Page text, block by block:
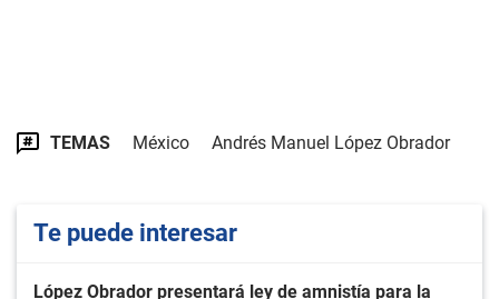
TEMAS México Andrés Manuel López Obrador
Te puede interesar
López Obrador presentará ley de amnistía para la